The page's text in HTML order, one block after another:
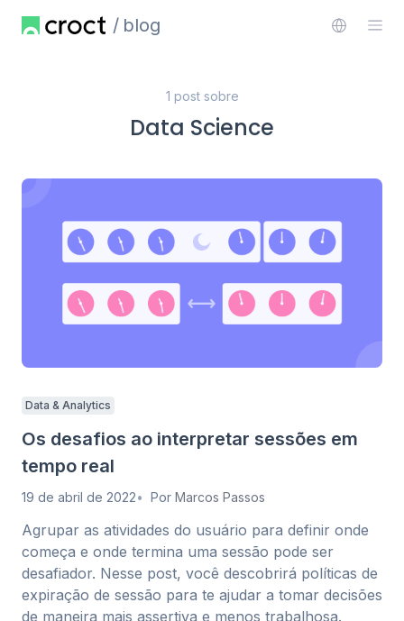
blog
1 post sobre
Data Science
Data & Analytics
Os desafios ao interpretar sessões em
tempo real
19 de abril de 2022 Por Marcos Passos
Agrupar as atividades do usuário para definir onde
começa e onde termina uma sessão pode ser
desafiador. Nesse post, você descobrirá políticas de
expiração de sessão para te ajudar a tomar decisões
de maneira mais assertiva e menos trabalhosa.